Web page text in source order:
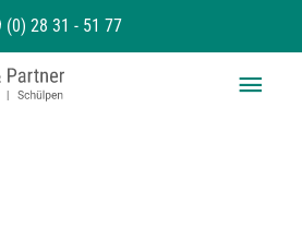
(0) 28 31 - 51 77